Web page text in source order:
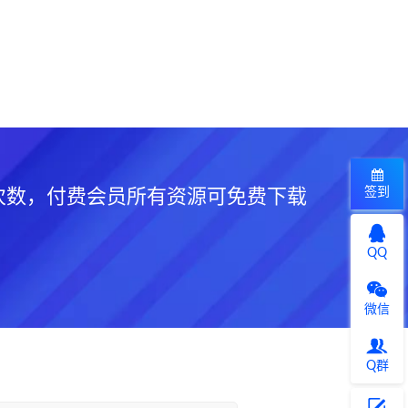
，付费会员所有资源可免费下载 签到
QQ
微信
Q群